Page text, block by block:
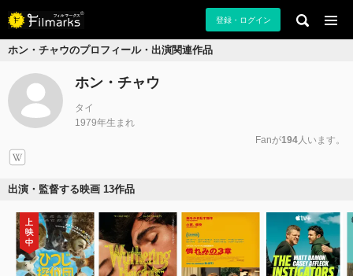
登録・ログイン
ホン・チャウのプロフィール・出演関連作品
ホン・チャウ
タイ
1979年生まれ
Fanが194人います。
出演・監督する映画 13作品